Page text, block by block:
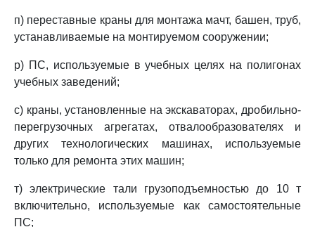
п) переставные краны для монтажа мачт, башен, труб,
устанавливаемые на монтируемом сооружении;
р) ПС, используемые в учебных целях на полигонах
учебных заведений;
с) краны, установленные на экскаваторах, дробильно-
перегрузочных агрегатах, отвалообразователях и
других технологических машинах, используемые
только для ремонта этих машин;
т) электрические тали грузоподъемностью до 10 т
включительно, используемые как самостоятельные
ПС;